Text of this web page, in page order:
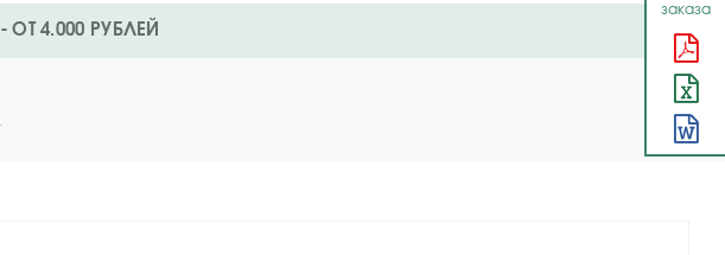
заказа
- ОТ 4.000 РУБЛЕЙ